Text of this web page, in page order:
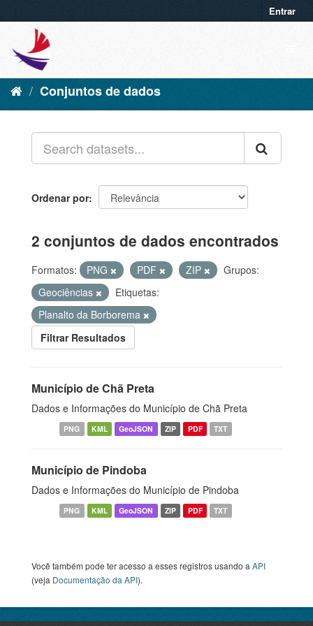
Entrar
Conjuntos de dados
Ordenar por
2 conjuntos de dados encontrados
Formatos: PNG PDF ZIP
Grupos:
Geociências
Etiquetas:
Planalto da Borborema
Filtrar Resultados
Município de Chã Preta
Dados e Informações do Município de Chã Preta
PNG KML GeoJSON ZIP PDF TXT
Município de Pindoba
Dados e Informações do Município de Pindoba
PNG KML GeoJSON ZIP PDF TXT
Você também pode ter acesso a esses registros usando a API
(veja Documentação da API).